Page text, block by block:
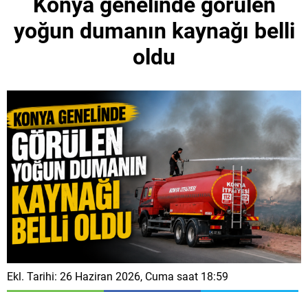
yoğun dumanın kaynağı belli
oldu
Ekl. Tarihi: 26 Haziran 2026, Cuma saat 18:59